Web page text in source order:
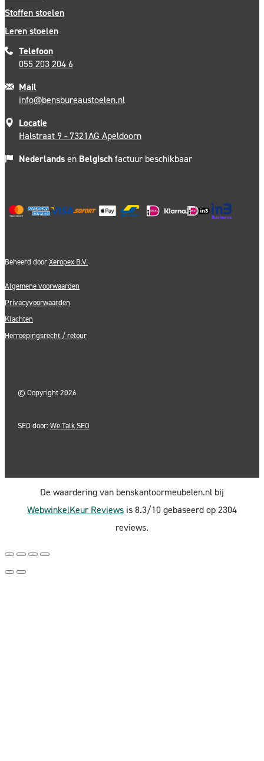
Stoffen stoelen
Leren stoelen
Telefoon
055 203 204 6
Mail
info@bensbureaustoelen.nl
Locatie
Halstraat 9 - 7321AG Apeldoorn
Nederlandsen Belgischfactuur beschikbaar
Beheerd doorXeropex B.V.
Algemene voorwaarden
Privacyvoorwaarden
Klachten
Herroepingsrecht / retour
© Copyright 2026
SEO door: We Talk SEO
De waardering van benskantoormeubelen.nl bij
WebwinkelKeur Reviews is 8.3/10 gebaseerd op 2304
reviews.